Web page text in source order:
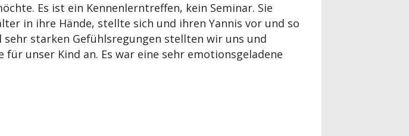
Es ist ein Kennenlerntreffen, kein Seminar. Sie
in ihre Hände, stellte sich und ihren Yannis vor und so
starken Gefühlsregungen stellten wir uns und
unser Kind an. Es war eine sehr emotionsgeladene